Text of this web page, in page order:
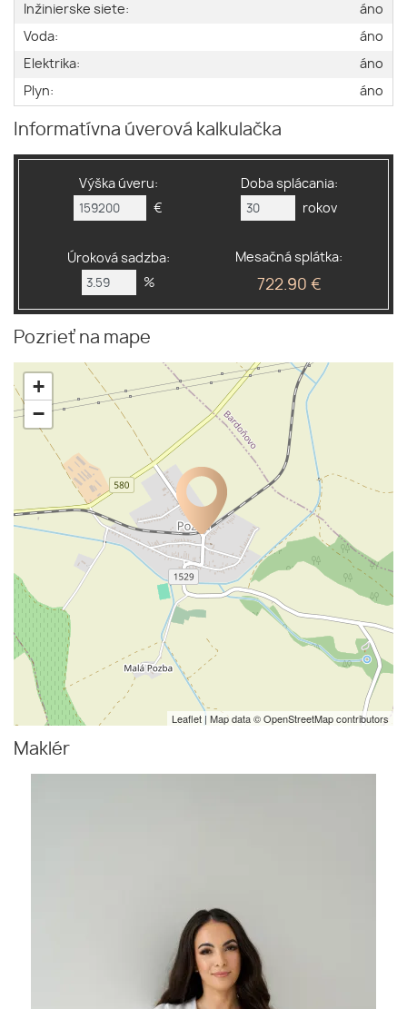
Inžinierske siete:
áno
Voda:
áno
Elektrika:
áno
Plyn:
áno
Informatívna úverová kalkulačka
Výška úveru:
€
Doba splácania:
rokov
Úroková sadzba:
%
Mesačná splátka:
722.90 €
Pozrieť na mape
+
−
Leaflet | Map data ©OpenStreetMapcontributors
Maklér